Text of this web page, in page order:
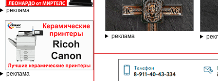
реклама
реклама
реклама